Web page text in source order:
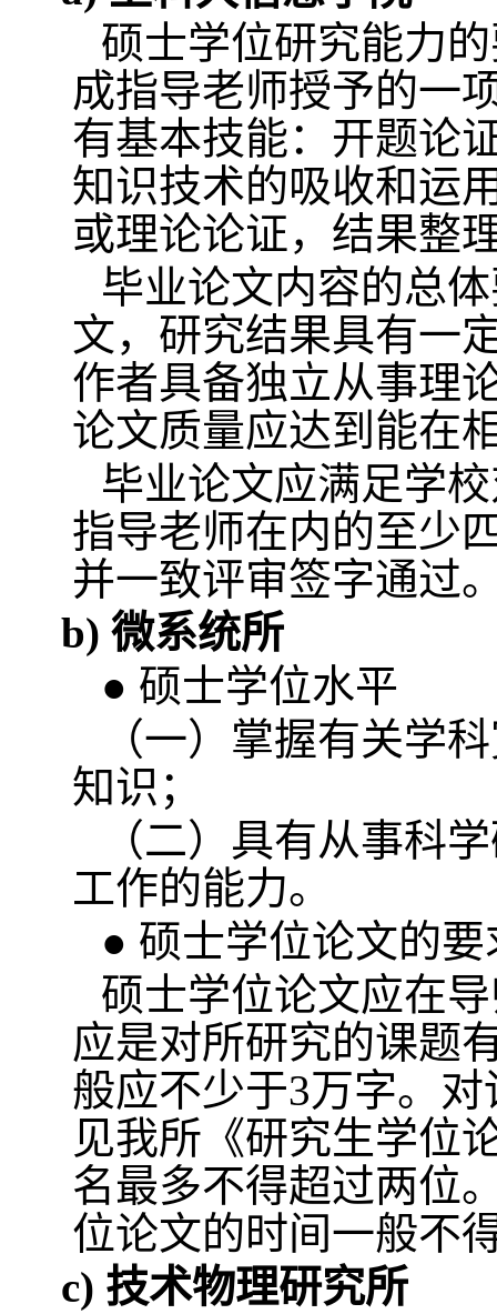
硕士学位研究能力
成指导老师授予的一
有基本技能：开题论
知识技术的吸收和运
或理论论证，结果整
毕业论文内容的总
文，研究结果具有一
作者具备独立从事理
论文质量应达到能在
毕业论文应满足学
指导老师在内的至少
并一致评审签字通过
b)微系统所
● 硕士学位水平
（一）掌握有关学
知识；
（二）具有从事科
工作的能力。
● 硕士学位论文的要
硕士学位论文应在
应是对所研究的课题
般应不少于3万字。
见我所《研究生学位
名最多不得超过两位
位论文的时间一般不
c) 技术物理研究所